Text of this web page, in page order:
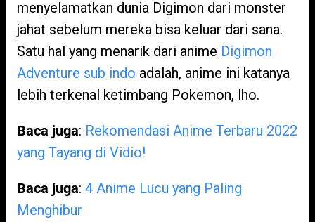
menyelamatkan dunia Digimon dari monster
jahat sebelum mereka bisa keluar dari sana.
Satu hal yang menarik dari anime Digimon
Adventure sub indo adalah, anime ini katanya
lebih terkenal ketimbang Pokemon, lho.
Baca juga: Rekomendasi Anime Terbaru 2022
yang Tayang di Vidio!
Baca juga: 4 Anime Lucu yang Paling
Menghibur